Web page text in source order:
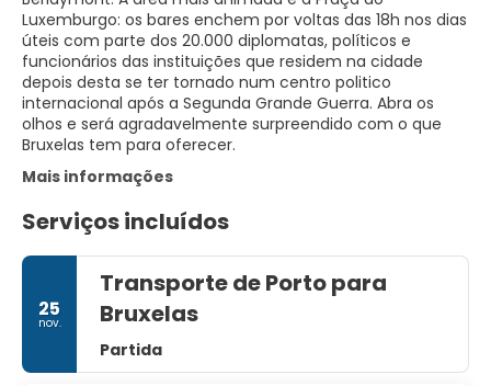
Luxemburgo: os bares enchem por voltas das 18h nos dias
úteis com parte dos 20.000 diplomatas, políticos e
funcionários das instituições que residem na cidade
depois desta se ter tornado num centro politico
internacional após a Segunda Grande Guerra. Abra os
olhos e será agradavelmente surpreendido com o que
Mais informações
Serviços incluídos
25
nov.
Transporte de Porto para
Bruxelas
Partida